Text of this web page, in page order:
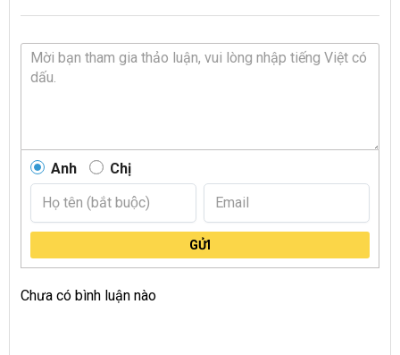
Anh Chị
GỬI
Chưa có bình luận nào